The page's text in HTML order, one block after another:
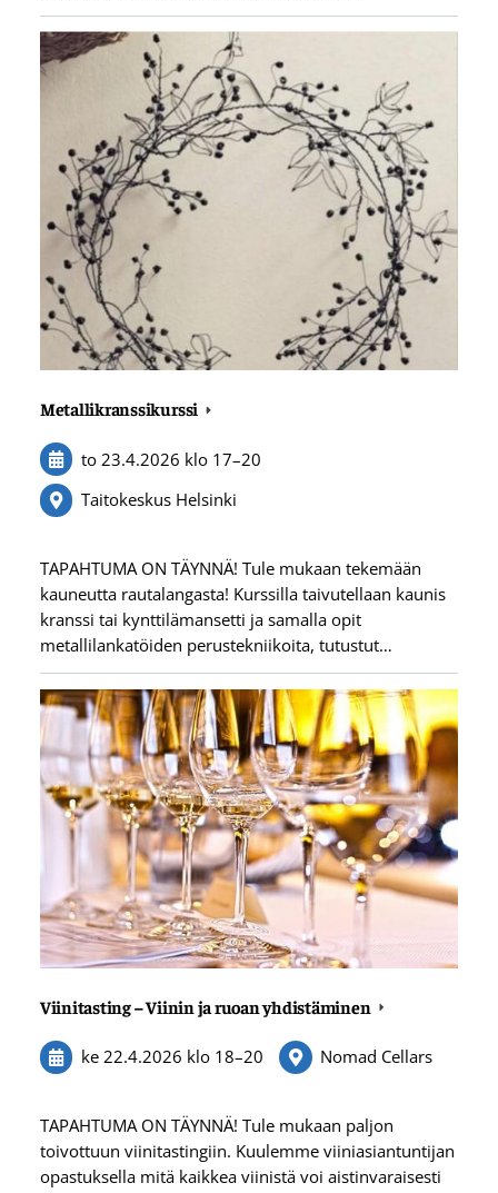
Metallikranssikurssi
to 23.4.2026 klo 17–20
Taitokeskus Helsinki
TAPAHTUMA ON TÄYNNÄ! Tule mukaan tekemään
kauneutta rautalangasta! Kurssilla taivutellaan kaunis
kranssi tai kynttilämansetti ja samalla opit
metallilankatöiden perustekniikoita, tutustut…
Viinitasting – Viinin ja ruoan yhdistäminen
ke 22.4.2026 klo 18–20 Nomad Cellars
TAPAHTUMA ON TÄYNNÄ! Tule mukaan paljon
toivottuun viinitastingiin. Kuulemme viiniasiantuntijan
opastuksella mitä kaikkea viinistä voi aistinvaraisesti